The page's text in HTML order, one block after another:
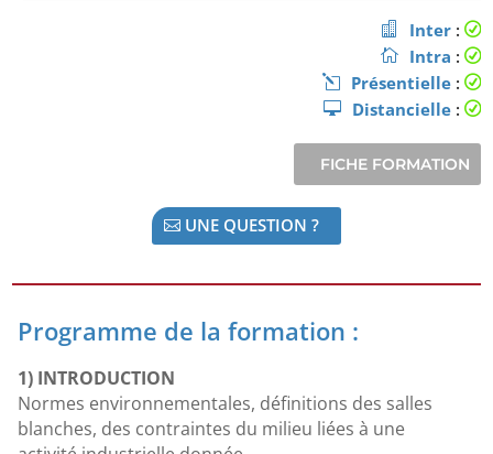
Inter:
Intra :
Présentielle:
Distancielle:
UNE QUESTION ?
Programme de la formation :
1) INTRODUCTION
Normes environnementales, définitions des salles
blanches, des contraintes du milieu liées à une